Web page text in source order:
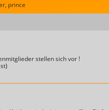
prince
stellen sich vor !